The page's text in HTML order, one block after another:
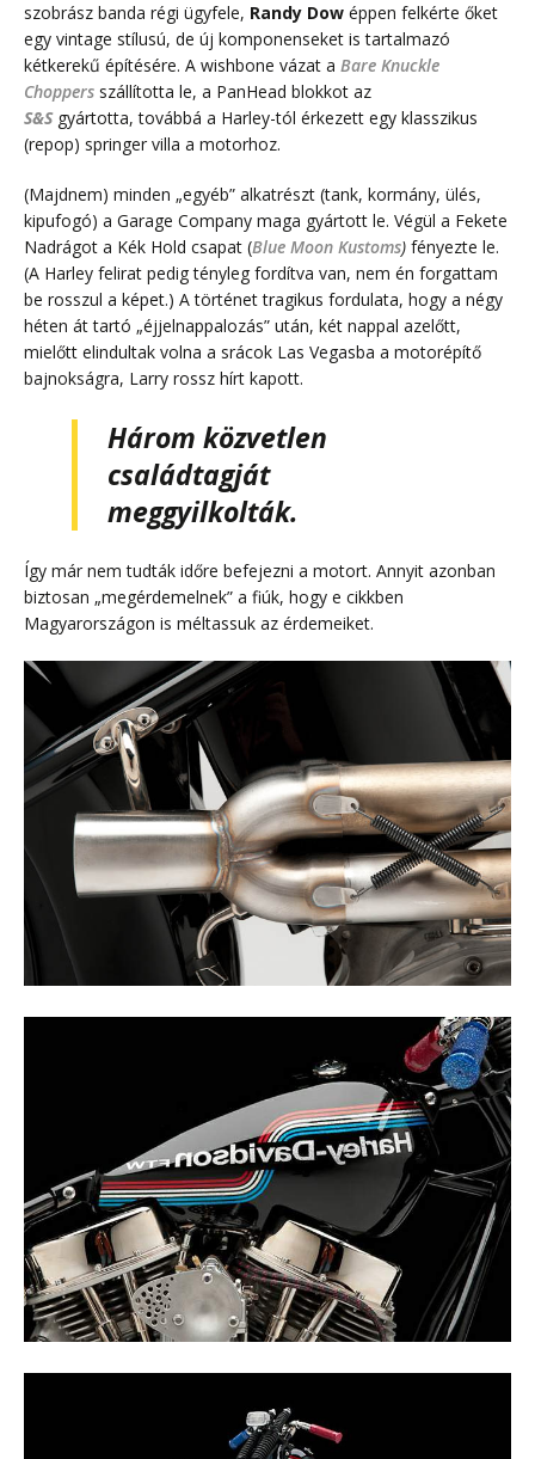
szobrász banda régi ügyfele, Randy Dow éppen felkérte őket
egy vintage stílusú, de új komponenseket is tartalmazó
kétkerekű építésére. A wishbone vázat a Bare Knuckle
Choppers szállította le, a PanHead blokkot az
S&S gyártotta, továbbá a Harley-tól érkezett egy klasszikus
(repop) springer villa a motorhoz.
(Majdnem) minden „egyéb” alkatrészt (tank, kormány, ülés,
kipufogó) a Garage Company maga gyártott le. Végül a Fekete
Nadrágot a Kék Hold csapat (Blue Moon Kustoms) fényezte le.
(A Harley felirat pedig tényleg fordítva van, nem én forgattam
be rosszul a képet.) A történet tragikus fordulata, hogy a négy
héten át tartó „éjjelnappalozás” után, két nappal azelőtt,
mielőtt elindultak volna a srácok Las Vegasba a motorépítő
bajnokságra, Larry rossz hírt kapott.
Három közvetlen
családtagját
meggyilkolták.
Így már nem tudták időre befejezni a motort. Annyit azonban
biztosan „megérdemelnek” a fiúk, hogy e cikkben
Magyarországon is méltassuk az érdemeiket.